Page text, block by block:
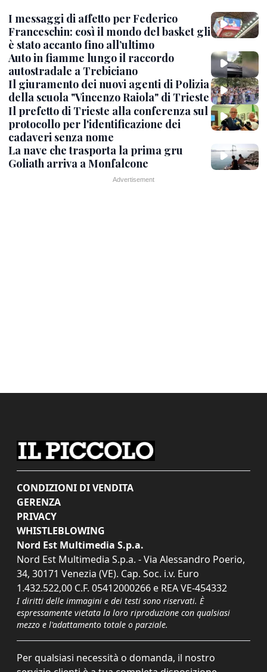
I messaggi di affetto per Federico
Franceschin: così il mondo del basket gli
è stato accanto fino all’ultimo
Auto in fiamme lungo il raccordo
autostradale a Trebiciano
Il giuramento dei nuovi agenti di Polizia
della scuola "Vincenzo Raiola" di Trieste
Il prefetto di Trieste alla conferenza sul
protocollo per l'identificazione dei
cadaveri senza nome
La nave che trasporta la prima gru
Goliath arriva a Monfalcone
CONDIZIONI DI VENDITA
GERENZA
PRIVACY
WHISTLEBLOWING
Nord Est Multimedia S.p.a.
Nord Est Multimedia S.p.a. - Via Alessandro Poerio,
34, 30171 Venezia (VE). Cap. Soc. i.v. Euro
1.432.522,00 C.F. 05412000266 e REA VE-454332
I diritti delle immagini e dei testi sono riservati. È
espressamente vietata la loro riproduzione con qualsiasi
mezzo e l'adattamento totale o parziale.
Per qualsiasi necessità o domanda, il nostro